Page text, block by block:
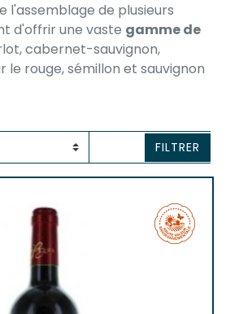
l'assemblage de plusieurs
d'offrir une vaste gamme de
cabernet-sauvignon,
rouge, sémillon et sauvignon
FILTRER